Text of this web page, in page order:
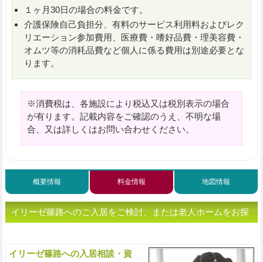
１ヶ月30日の場合の料金です。
介護保険自己負担分、有料のサービス利用料およびレク
リエーション参加費用、医療費・嗜好品費・理美容費・
オムツ等の消耗品費など個人に係る費用は別途必要とな
ります。
※消費税は、各施設により税込又は税別表示の場合
が有ります。記載内容をご確認のうえ、不明な場
合、又は詳しくはお問い合わせください。
概要情報 料金情報 地図情報
イリーゼ篠路へのご入居をご検討、または老人ホームをお探
イリーゼ篠路への入居相談・資